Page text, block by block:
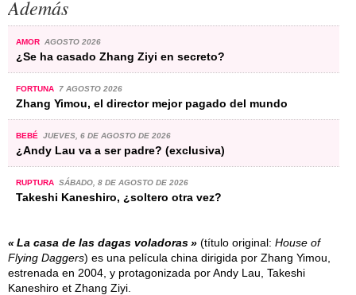
Además
AMOR AGOSTO 2026
¿Se ha casado Zhang Ziyi en secreto?
FORTUNA 7 AGOSTO 2026
Zhang Yimou, el director mejor pagado del mundo
BEBÉ JUEVES, 6 DE AGOSTO DE 2026
¿Andy Lau va a ser padre? (exclusiva)
RUPTURA SÁBADO, 8 DE AGOSTO DE 2026
Takeshi Kaneshiro, ¿soltero otra vez?
La casa de las dagas voladoras (título original: House of
Flying Daggers) es una película china dirigida por Zhang Yimou,
estrenada en 2004, y protagonizada por Andy Lau, Takeshi
Kaneshiro et Zhang Ziyi.